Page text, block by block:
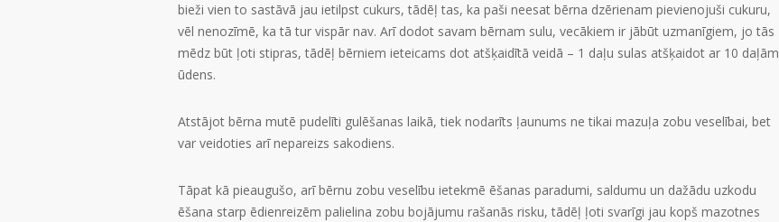
bieži vien to sastāvā jau ietilpst cukurs, tādēļ tas, ka paši neesat bērna dzērienam pievienojuši cukuru,
vēl nenozīmē, ka tā tur vispār nav. Arī dodot savam bērnam sulu, vecākiem ir jābūt uzmanīgiem, jo tās
mēdz būt ļoti stipras, tādēļ bērniem ieteicams dot atšķaidītā veidā – 1 daļu sulas atšķaidot ar 10 daļām
ūdens.
Atstājot bērna mutē pudelīti gulēšanas laikā, tiek nodarīts ļaunums ne tikai mazuļa zobu veselībai, bet
var veidoties arī nepareizs sakodiens.
Tāpat kā pieaugušo, arī bērnu zobu veselību ietekmē ēšanas paradumi, saldumu un dažādu uzkodu
ēšana starp ēdienreizēm palielina zobu bojājumu rašanās risku, tādēļ ļoti svarīgi jau kopš mazotnes